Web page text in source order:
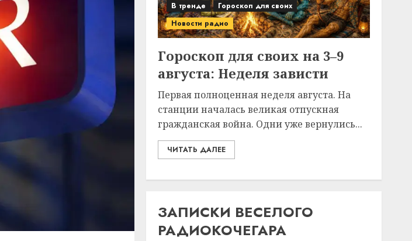
В тренде
Гороскоп для своих
Новости радио
Гороскоп для своих на 3–9
августа: Неделя зависти
Первая полноценная неделя августа. На
станции началась великая отпускная
гражданская война. Одни уже вернулись...
ЧИТАТЬ ДАЛЕЕ
ЗАПИСКИ ВЕСЕЛОГО
РАДИОКОЧЕГАРА